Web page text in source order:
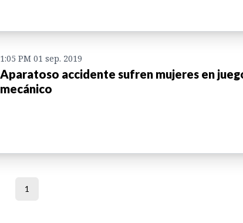
1:05 PM 01 sep. 2019
Aparatoso accidente sufren mujeres en
mecánico
1